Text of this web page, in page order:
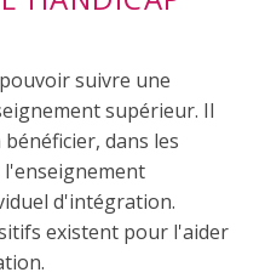
suivre une
supérieur. Il
dans les
l'enseignement
d'intégration.
existent pour l'aider